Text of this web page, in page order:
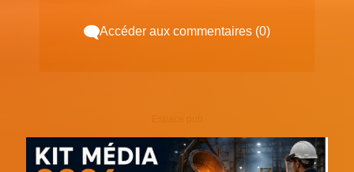
Accéder aux commentaires (0)